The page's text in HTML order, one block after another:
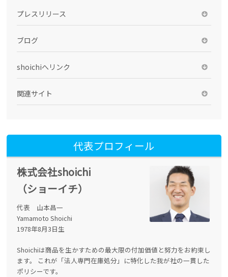
プレスリリース
ブログ
shoichiへリンク
関連サイト
代表プロフィール
株式会社shoichi
（ショーイチ）
代表 山本昌一
Yamamoto Shoichi
1978年8月3日生
Shoichiは商品を生かすための最大限の付加価値と努力をお約束し
ます。 これが「法人専門在庫処分」に特化した我が社の一貫した
ポリシーです。